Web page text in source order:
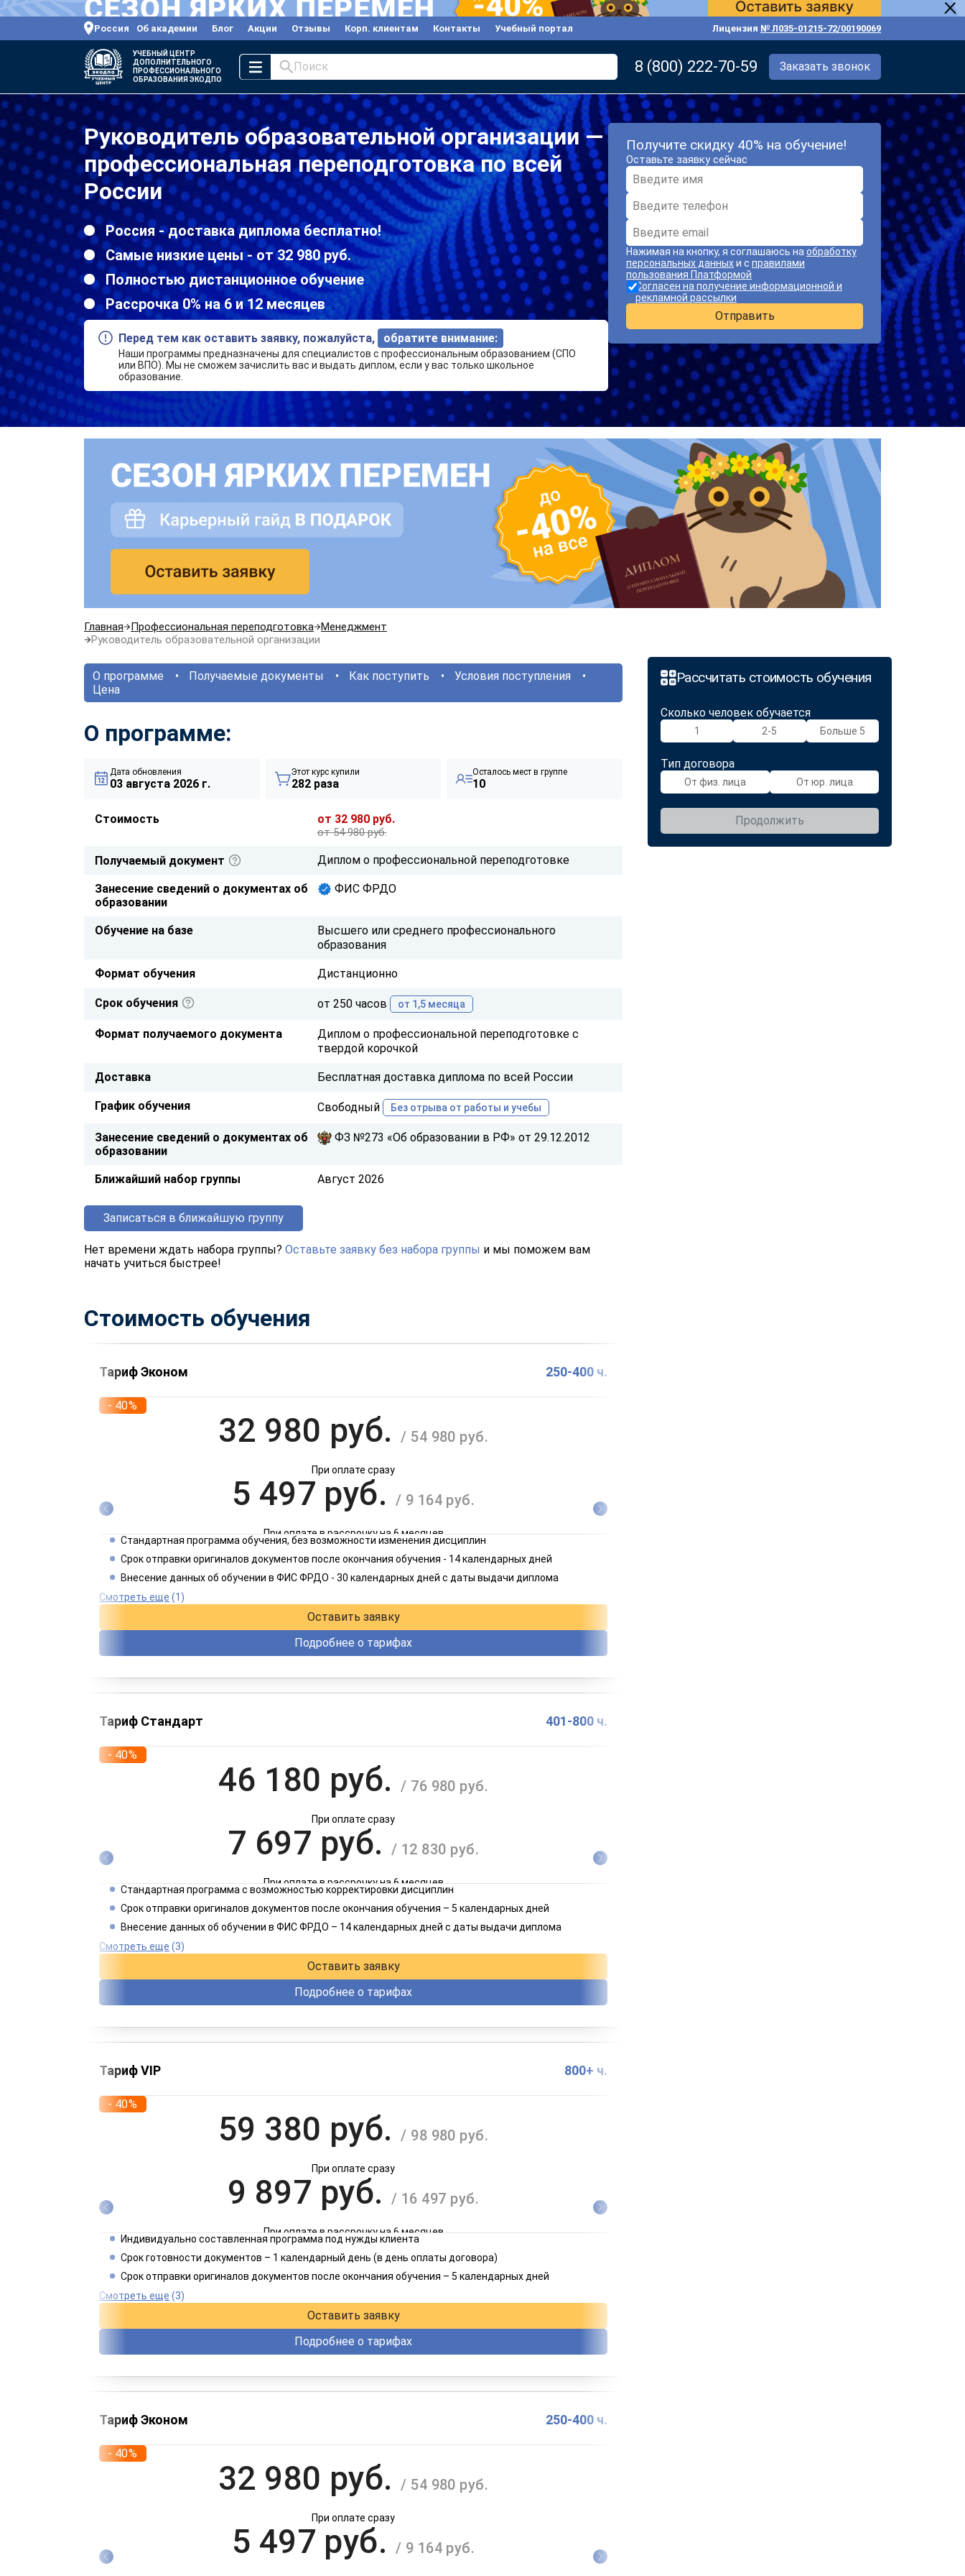
Россия Об академии Блог Акции Отзывы Корп. клиентам Контакты Учебный портал Лицензия № Л035-01215-72/00190069
УЧЕБНЫЙ ЦЕНТР
ДОПОЛНИТЕЛЬНОГО
ПРОФЕССИОНАЛЬНОГО
ОБРАЗОВАНИЯ ЭКОДПО
Поиск 8 (800) 222-70-59 Заказать звонок
Руководитель образовательной организации —
профессиональная переподготовка по всей
России
Россия - доставка диплома бесплатно!
Самые низкие цены - от 32 980 руб.
Полностью дистанционное обучение
Рассрочка 0% на 6 и 12 месяцев
Перед тем как оставить заявку, пожалуйста, обратите внимание:
Наши программы предназначены для специалистов с профессиональным образованием (СПО
или ВПО). Мы не сможем зачислить вас и выдать диплом, если у вас только школьное
образование.
Получите скидку 40% на обучение!
Оставьте заявку сейчас
Нажимая на кнопку, я соглашаюсь на обработку
персональных данныхи с правилами
пользования Платформой
Согласен на получение информационной и
рекламной рассылки
Отправить
Главная Профессиональная переподготовка Менеджмент
Руководитель образовательной организации
Рассчитать стоимость обучения
Сколько человек обучается
1 2-5 Больше 5
Тип договора
От физ. лица От юр. лица
Продолжить
О программе Получаемые документы Как поступить
Условия поступления
Цена
О программе:
Дата обновления
03 августа 2026 г.
Этот курс купили
282 раза
Осталось мест в группе
10
Стоимость от 32 980 руб.
от 54 980 руб.
Получаемый документ Диплом о профессиональной переподготовке
Занесение сведений о документах об
образовании
ФИС ФРДО
Обучение на базе
Высшего или среднего профессионального
образования
Формат обучения Дистанционно
Срок обучения от 250 часов от 1,5 месяца
Формат получаемого документа
Диплом о профессиональной переподготовке с
твердой корочкой
Доставка Бесплатная доставка диплома по всей России
График обучения Свободный Без отрыва от работы и учебы
Занесение сведений о документах об
образовании
ФЗ №273 «Об образовании в РФ» от 29.12.2012
Ближайший набор группы Август 2026
Записаться в ближайшую группу
Нет времени ждать набора группы? Оставьте заявку без набора группы и мы поможем вам
начать учиться быстрее!
Стоимость обучения
Тариф Эконом 250-400 ч.
- 40%
32 980 руб./ 54 980 руб.
При оплате сразу
5 497 руб. / 9 164 руб.
При оплате в рассрочку на 6 месяцев
2 749 руб./ 4 582 руб.
Стандартная программа обучения, без возможности изменения дисциплин
Срок отправки оригиналов документов после окончания обучения - 14 календарных дней
Внесение данных об обучении в ФИС ФРДО - 30 календарных дней с даты выдачи диплома
Смотреть еще (1)
Оставить заявку
Подробнее о тарифах
Тариф Стандарт 401-800 ч.
- 40%
46 180 руб./ 76 980 руб.
При оплате сразу
7 697 руб./ 12 830 руб.
При оплате в рассрочку на 6 месяцев
3 849 руб./ 6 415 руб.
Стандартная программа с возможностью корректировки дисциплин
Срок отправки оригиналов документов после окончания обучения – 5 календарных дней
Внесение данных об обучении в ФИС ФРДО – 14 календарных дней с даты выдачи диплома
Смотреть еще (3)
Оставить заявку
Подробнее о тарифах
Тариф VIP 800+ ч.
- 40%
59 380 руб./ 98 980 руб.
При оплате сразу
9 897 руб./ 16 497 руб.
При оплате в рассрочку на 6 месяцев
4 949 руб./ 8 249 руб.
Индивидуально составленная программа под нужды клиента
Срок готовности документов – 1 календарный день (в день оплаты договора)
Срок отправки оригиналов документов после окончания обучения – 5 календарных дней
Смотреть еще (3)
Оставить заявку
Подробнее о тарифах
Тариф Эконом 250-400 ч.
- 40%
32 980 руб./ 54 980 руб.
При оплате сразу
5 497 руб. / 9 164 руб.